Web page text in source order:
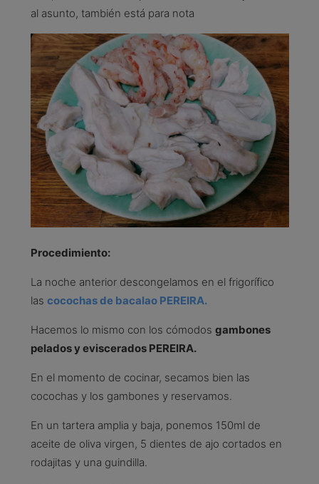
al asunto, también está para nota
Procedimiento:
La noche anterior descongelamos en el frigorífico
las cocochas de bacalao PEREIRA.
Hacemos lo mismo con los cómodos gambones
pelados y eviscerados PEREIRA.
En el momento de cocinar, secamos bien las
cocochas y los gambones y reservamos.
En un tartera amplia y baja, ponemos 150ml de
aceite de oliva virgen, 5 dientes de ajo cortados en
rodajitas y una guindilla.